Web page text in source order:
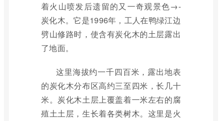
着火山喷发后遗留的又一奇观景色→-
炭化木。它是1996年，工人在鸭绿江边
劈山修路时，使含有炭化木的土层露出
了地面。
这里海拔约一千四百米，露出地表
的炭化木分布区高约三至四米，长几十
米。炭化木土层上覆盖着一米左右的腐
殖土土层，生长着各类树木。这里是火